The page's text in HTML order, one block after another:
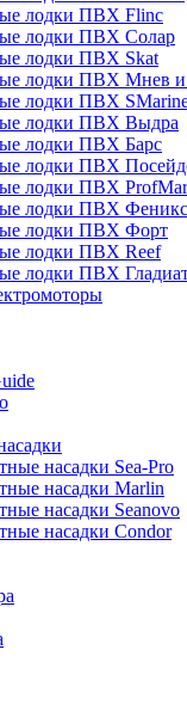
лодки ПВХ Flinc
лодки ПВХ Солар
лодки ПВХ Skat
лодки ПВХ Мнев
лодки ПВХ
лодки ПВХ Выдра
лодки ПВХ Барс
лодки ПВХ
лодки ПВХ
лодки ПВХ Феникс
лодки ПВХ Форт
лодки ПВХ Reef
лодки ПВХ
насадки Sea-Pro
насадки Marlin
насадки Seanovo
насадки Condor